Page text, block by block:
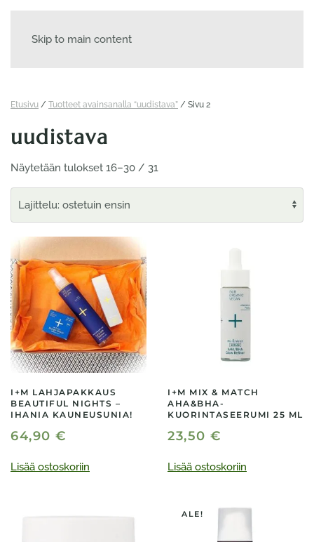
Skip to main content
Etusivu / Tuotteet avainsanalla “uudistava” / Sivu 2
uudistava
Näytetään tulokset 16–30 / 31
I+M LAHJAPAKKAUS
BEAUTIFUL NIGHTS –
IHANIA KAUNEUSUNIA!
64,90 €
Lisää ostoskoriin
I+M MIX & MATCH
AHA&BHA-
KUORINTASEERUMI 25 ML
23,50 €
Lisää ostoskoriin
ALE!